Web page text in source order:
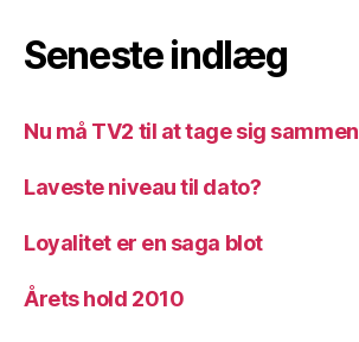
Seneste indlæg
Nu må TV2 til at tage sig sammen
Laveste niveau til dato?
Loyalitet er en saga blot
Årets hold 2010